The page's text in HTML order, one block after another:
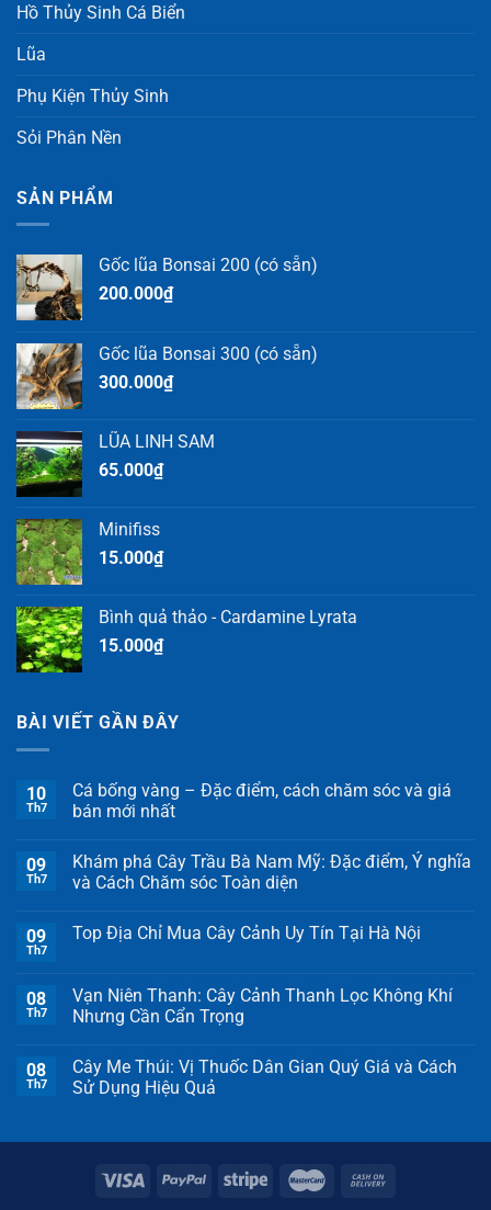
Hồ Thủy Sinh Cá Biển
Lũa
Phụ Kiện Thủy Sinh
Sỏi Phân Nền
SẢN PHẨM
Gốc lũa Bonsai 200 (có sẵn)
200.000₫
Gốc lũa Bonsai 300 (có sẵn)
300.000₫
LŨA LINH SAM
65.000₫
Minifiss
15.000₫
Bình quả thảo - Cardamine Lyrata
15.000₫
BÀI VIẾT GẦN ĐÂY
10
Th7
Cá bống vàng – Đặc điểm, cách chăm sóc và giá
bán mới nhất
09
Th7
Khám phá Cây Trầu Bà Nam Mỹ: Đặc điểm, Ý nghĩa
và Cách Chăm sóc Toàn diện
09
Th7
Top Địa Chỉ Mua Cây Cảnh Uy Tín Tại Hà Nội
08
Th7
Vạn Niên Thanh: Cây Cảnh Thanh Lọc Không Khí
Nhưng Cần Cẩn Trọng
08
Th7
Cây Me Thúi: Vị Thuốc Dân Gian Quý Giá và Cách
Sử Dụng Hiệu Quả